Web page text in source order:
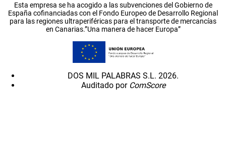
Esta empresa se ha acogido a las subvenciones del Gobierno de
España cofinanciadas con el Fondo Europeo de Desarrollo Regional
para las regiones ultraperiféricas para el transporte de mercancías
en Canarias.”Una manera de hacer Europa”
DOS MIL PALABRAS S.L. 2026.
Auditado por ComScore